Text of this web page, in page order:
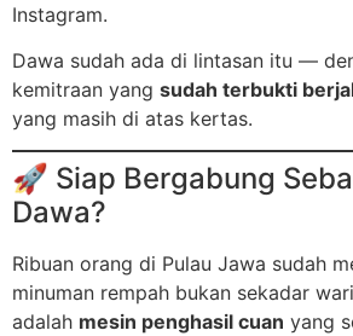
Instagram.
Dawa sudah ada di lintasan itu —
kemitraan yang sudah terbukti
yang masih di atas kertas.
🚀 Siap Bergabung
Dawa?
Ribuan orang di Pulau Jawa sudah
minuman rempah bukan sekadar
adalah mesin penghasil cuan yang